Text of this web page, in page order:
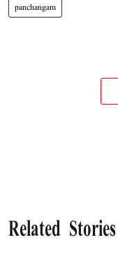
panchangam
Related Stories